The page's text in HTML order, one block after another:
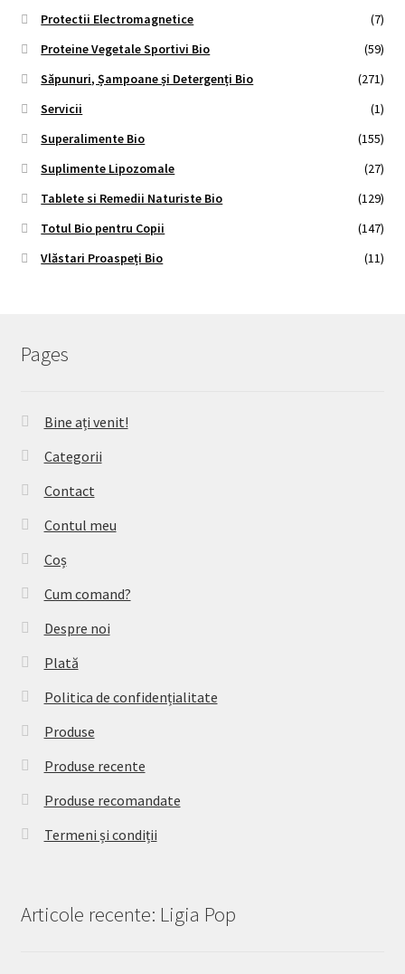
Protectii Electromagnetice
(7)
Proteine Vegetale Sportivi Bio
(59)
Săpunuri, Șampoane și Detergenți Bio
(271)
Servicii
(1)
Superalimente Bio
(155)
Suplimente Lipozomale
(27)
Tablete si Remedii Naturiste Bio
(129)
Totul Bio pentru Copii
(147)
Vlăstari Proaspeți Bio
(11)
Pages
Bine ați venit!
Categorii
Contact
Contul meu
Coș
Cum comand?
Despre noi
Plată
Politica de confidențialitate
Produse
Produse recente
Produse recomandate
Termeni și condiții
Articole recente: Ligia Pop